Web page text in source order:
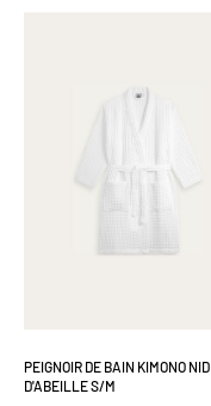
PEIGNOIR DE BAIN KIMONO NID
D'ABEILLE S/M